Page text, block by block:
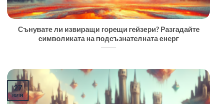
Сънувате ли извиращи горещи гейзери? Разгадайте
символиката на подсъзнателната енерг
27
юли